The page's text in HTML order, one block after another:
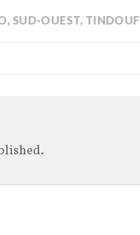
, SUD-OUEST, TINDOUF